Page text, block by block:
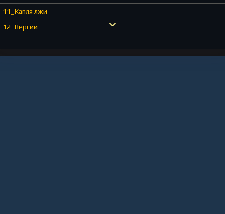
11_Капля лжи
12_Версии
14_Наследство